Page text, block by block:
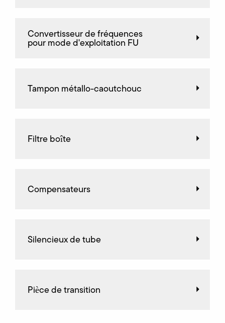
Convertisseur de fréquences
pour mode d'exploitation FU
Tampon métallo-caoutchouc
Filtre boîte
Compensateurs
Silencieux de tube
Pièce de transition